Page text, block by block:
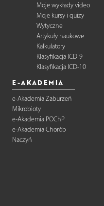
Moje wykłady video
Moje kursy i quizy
Wytyczne
Artykuły naukowe
Kalkulatory
Klasyfikacja ICD-9
Klasyfikacja ICD-10
E-AKADEMIA
e-Akademia Zaburzeń
Mikrobioty
e-Akademia POChP
e-Akademia Chorób
Naczyń